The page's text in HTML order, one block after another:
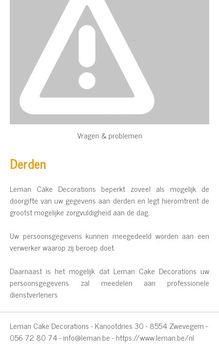
Vragen & problemen
Derden
Leman Cake Decorations beperkt zoveel als mogelijk de
doorgifte van uw gegevens aan derden en legt hieromtrent de
grootst mogelijke zorgvuldigheid aan de dag.
Uw persoonsgegevens kunnen meegedeeld worden aan een
verwerker waarop zij beroep doet.
Daarnaast is het mogelijk dat Leman Cake Decorations uw
persoonsgegevens zal meedelen aan professionele
dienstverleners.
Leman Cake Decorations - Kanootdries 30 - 8554 Zwevegem -
056 72 80 74 -info@leman.be-https://www.leman.be/nl